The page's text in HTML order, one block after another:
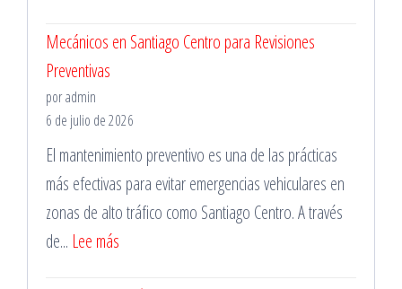
a
Domicilio
en
La
Florida
para
Emergencias
Mecánicos en Santiago Centro para Revisiones
Preventivas
por admin
6 de julio de 2026
El mantenimiento preventivo es una de las prácticas
más efectivas para evitar emergencias vehiculares en
zonas de alto tráfico como Santiago Centro. A través
de... Lee más